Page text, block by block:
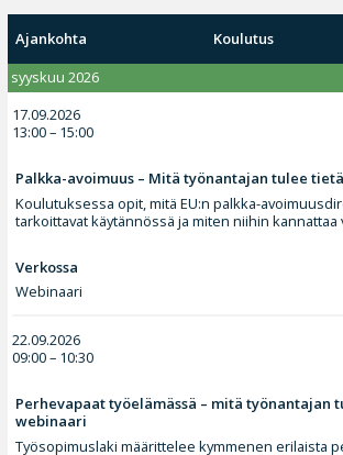
Ajankohta
Koulutus
syyskuu 2026
17.09.2026
13:00 – 15:00
Palkka-avoimuus – Mitä työnantajan tulee
Koulutuksessa opit, mitä EU:n palkka-
tarkoittavat käytännössä ja miten niihin kannattaa
Verkossa
Webinaari
22.09.2026
09:00 – 10:30
Perhevapaat työelämässä – mitä työnantajan
webinaari
Työsopimuslaki määrittelee kymmenen erilaista